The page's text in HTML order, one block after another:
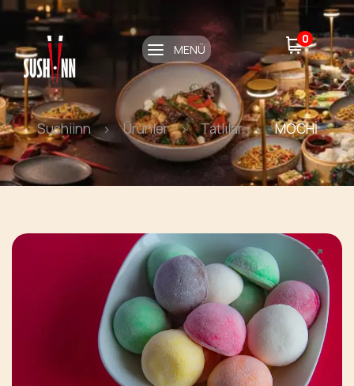
MENÜ
0
Sushiinn Ürünler Tatlılar MOCHİ